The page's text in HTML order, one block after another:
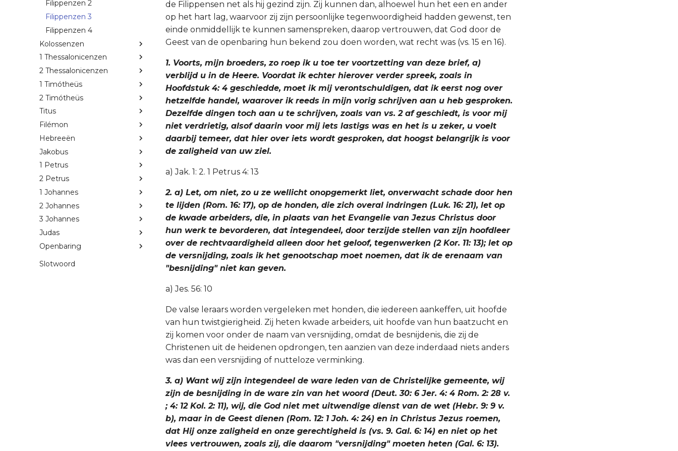
Filippenzen 2
Filippenzen 3
Filippenzen 4
Kolossenzen
1 Thessalonicenzen
2 Thessalonicenzen
1 Timótheüs
2 Timótheüs
Titus
Filémon
Hebreeën
Jakobus
1 Petrus
2 Petrus
1 Johannes
2 Johannes
3 Johannes
Judas
Openbaring
Slotwoord
de Filippensen net als hij gezind zijn. Zij kunnen dan, alhoewel hun het een en ander
op het hart lag, waarvoor zij zijn persoonlijke tegenwoordigheid hadden gewenst, ten
einde onmiddellijk te kunnen samenspreken, daarop vertrouwen, dat God door de
Geest van de openbaring hun bekend zou doen worden, wat recht was (vs. 15 en 16).
1. Voorts, mijn broeders, zo roep ik u toe ter voortzetting van deze brief, a)
verblijd u in de Heere. Voordat ik echter hierover verder spreek, zoals in
Hoofdstuk 4: 4 geschiedde, moet ik mij verontschuldigen, dat ik eerst nog over
hetzelfde handel, waarover ik reeds in mijn vorig schrijven aan u heb gesproken.
Dezelfde dingen toch aan u te schrijven, zoals van vs. 2 af geschiedt, is voor mij
niet verdrietig, alsof daarin voor mij iets lastigs was en het is u zeker, u voelt
daarbij temeer, dat hier over iets wordt gesproken, dat hoogst belangrijk is voor
de zaligheid van uw ziel.
a) Jak. 1: 2. 1 Petrus 4: 13
2. a) Let, om niet, zo u ze wellicht onopgemerkt liet, onverwacht schade door hen
te lijden (Rom. 16: 17), op de honden, die zich overal indringen (Luk. 16: 21), let op
de kwade arbeiders, die, in plaats van het Evangelie van Jezus Christus door
hun werk te bevorderen, dat integendeel, door terzijde stellen van zijn hoofdleer
over de rechtvaardigheid alleen door het geloof, tegenwerken (2 Kor. 11: 13); let op
de versnijding, zoals ik het genootschap moet noemen, dat ik de erenaam van
"besnijding" niet kan geven.
a) Jes. 56: 10
De valse leraars worden vergeleken met honden, die iedereen aankeffen, uit hoofde
van hun twistgierigheid. Zij heten kwade arbeiders, uit hoofde van hun baatzucht en
zij komen voor onder de naam van versnijding, omdat de besnijdenis, die zij de
Christenen uit de heidenen opdrongen, ten aanzien van deze inderdaad niets anders
was dan een versnijding of nutteloze verminking.
3. a) Want wij zijn integendeel de ware leden van de Christelijke gemeente, wij
zijn de besnijding in de ware zin van het woord (Deut. 30: 6 Jer. 4: 4 Rom. 2: 28 v.
; 4: 12 Kol. 2: 11), wij, die God niet met uitwendige dienst van de wet (Hebr. 9: 9 v.
b), maar in de Geest dienen (Rom. 12: 1 Joh. 4: 24) en in Christus Jezus roemen,
dat Hij onze zaligheid en onze gerechtigheid is (vs. 9. Gal. 6: 14) en niet op het
vlees vertrouwen, zoals zij, die daarom "versnijding" moeten heten (Gal. 6: 13).